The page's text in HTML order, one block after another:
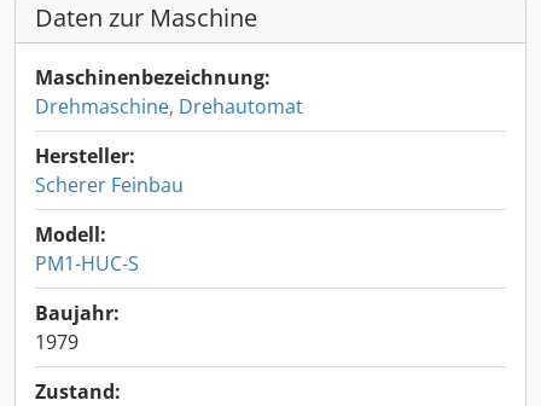
Daten zur Maschine
Maschinenbezeichnung:
Drehmaschine, Drehautomat
Hersteller:
Scherer Feinbau
Modell:
PM1-HUC-S
Baujahr:
1979
Zustand: